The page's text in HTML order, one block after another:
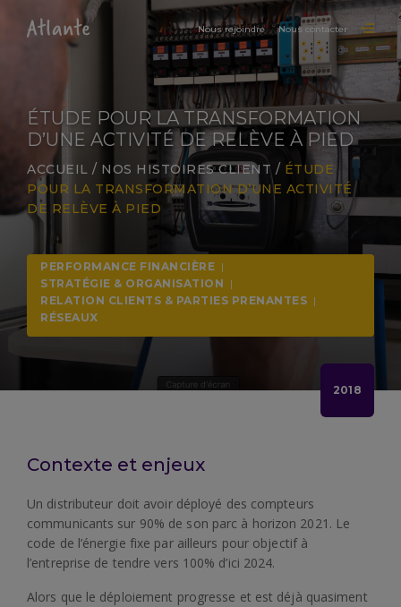
Nous rejoindre Nous contacter
ÉTUDE POUR LA TRANSFORMATION
D’UNE ACTIVITÉ DE RELÈVE À PIED
ACCUEIL / NOS HISTOIRES CLIENT / ÉTUDE
POUR LA TRANSFORMATION D’UNE ACTIVITÉ
DE RELÈVE À PIED
PERFORMANCE FINANCIÈRE |
STRATÉGIE & ORGANISATION |
RELATION CLIENTS & PARTIES PRENANTES |
RÉSEAUX
2018
Contexte et enjeux
Un distributeur doit avoir déployé des compteurs
communicants sur 90% de son parc à horizon 2021. Le
code de l’énergie fixe par ailleurs pour objectif à
l’entreprise de tendre vers 100% d’ici 2024.
Alors que le déploiement progresse et est déjà quasiment